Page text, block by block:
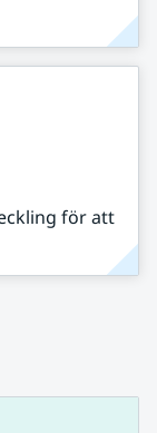
för att